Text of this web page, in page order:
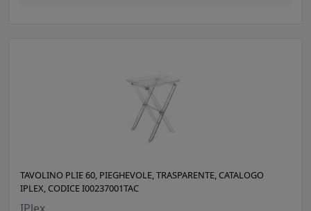
TAVOLINO PLIE 60, PIEGHEVOLE, TRASPARENTE, CATALOGO
IPLEX, CODICE I00237001TAC